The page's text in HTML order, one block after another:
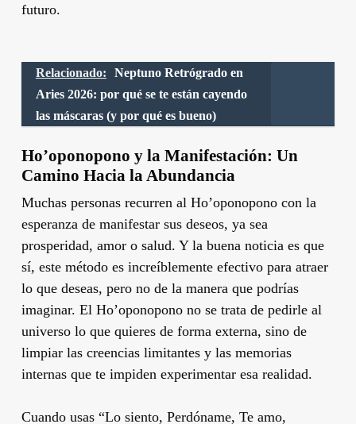
futuro.
Relacionado:
Neptuno Retrógrado en
Aries 2026: por qué se te están cayendo
las máscaras (y por qué es bueno)
Ho’oponopono y la Manifestación: Un
Camino Hacia la Abundancia
Muchas personas recurren al Ho’oponopono con la
esperanza de manifestar sus deseos, ya sea
prosperidad, amor o salud. Y la buena noticia es que
sí, este método es increíblemente efectivo para atraer
lo que deseas, pero no de la manera que podrías
imaginar. El Ho’oponopono no se trata de pedirle al
universo lo que quieres de forma externa, sino de
limpiar las creencias limitantes y las memorias
internas que te impiden experimentar esa realidad.
Cuando usas “Lo siento, Perdóname, Te amo,